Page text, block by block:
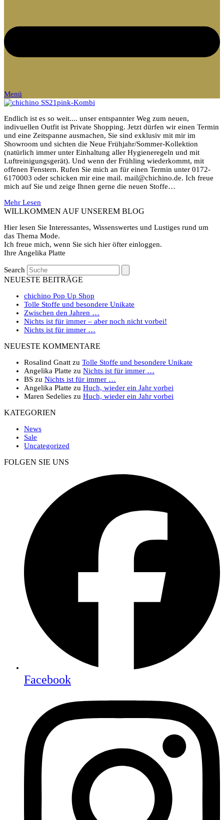
Menü
Endlich ist es so weit.... unser entspannter Weg zum neuen,
indivuellen Outfit ist Private Shopping. Jetzt dürfen wir einen Termin
und eine Zeitspanne ausmachen, Sie sind exklusiv mit mir im
Showroom und sichten die Neue Frühjahr/Sommer-Kollektion
(natürlich immer unter Einhaltung aller Hygieneregeln und mit
Luftreinigungsgerät). Und wenn der Frühling wiederkommt, mit
offenen Fenstern. Rufen Sie mich an für einen Termin unter 0172-
6170003 oder schicken mir eine mail. mail@chichino.de. Ich freue
mich auf Sie und zeige Ihnen gerne die neuen Stoffe…
Mehr Lesen
WILLKOMMEN AUF UNSEREM BLOG
Hier lesen Sie Interessantes, Wissenswertes und Lustiges rund um
das Thema Mode.
Ich freue mich, wenn Sie sich hier öfter einloggen.
Ihre Angelika Platte
Search
NEUESTE BEITRÄGE
chichino Pop Up Shop
Tolle Stoffe und besondere Unikate
Zwischen den Jahren …
Nichts ist für immer – aber noch nicht vorbei!
Nichts ist für immer …
NEUESTE KOMMENTARE
Rosalind Gnatt zu Tolle Stoffe und besondere Unikate
Angelika Platte zu Nichts ist für immer …
BS zu Nichts ist für immer …
Angelika Platte zu Huch, wieder ein Jahr vorbei
Maren Sedelies zu Huch, wieder ein Jahr vorbei
KATEGORIEN
News
Sale
Uncategorized
FOLGEN SIE UNS
Facebook